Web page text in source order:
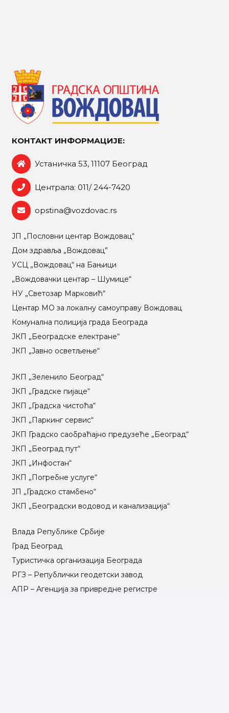
КОНТАКТ ИНФОРМАЦИЈЕ:
Устаничка 53, 11107 Београд
Централа: 011/ 244-7420
opstina@vozdovac.rs
ЈП „Пословни центар Вождовац“
Дом здравља „Вождовац”
УСЦ „Вождовац“ на Бањици
„Вождовачки центар – Шумице“
НУ „Светозар Марковић“
Центар МO за локалну самоуправу Вождовац
Комунална полиција града Београда
ЈКП „Београдске електране“
ЈКП „Јавно осветљење“
ЈКП „Зеленило Београд“
ЈКП „Градске пијаце“
ЈКП „Градска чистоћа“
ЈКП „Паркинг сервис“
ЈКП Градско саобраћајно предузеће „Београд“
ЈКП „Београд пут“
ЈКП „Инфостан“
ЈКП „Погребне услуге“
ЈП „Градско стамбено“
ЈКП „Београдски водовод и канализација“
Влада Републике Србије
Град Београд
Туристичка организација Београда
РГЗ – Републички геодетски завод
АПР – Агенција за привредне регистре